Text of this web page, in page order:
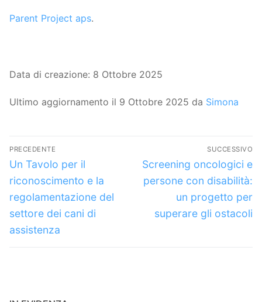
Parent Project aps.
Data di creazione: 8 Ottobre 2025
Ultimo aggiornamento il 9 Ottobre 2025 da Simona
Navigazione
articoli
PRECEDENTE
Articolo
precedente:
Un Tavolo per il
riconoscimento e la
regolamentazione del
settore dei cani di
assistenza
SUCCESSIVO
Articolo
successivo:
Screening oncologici e
persone con disabilità:
un progetto per
superare gli ostacoli